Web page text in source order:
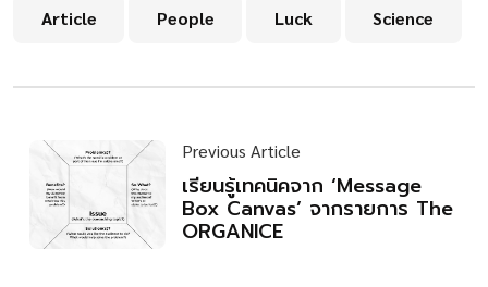
Article People Luck Science
Previous Article
เรียนรู้เทคนิคจาก ‘Message
Box Canvas’ จากรายการ The
ORGANICE